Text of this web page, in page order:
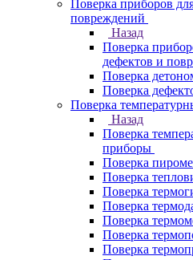
Поверка приборов
повреждений
Назад
Поверка
дефектов и
Поверка
Поверка
Поверка
Назад
Поверка
приборы
Поверка
Поверка
Поверка
Поверка
Поверка
Поверка
Поверка